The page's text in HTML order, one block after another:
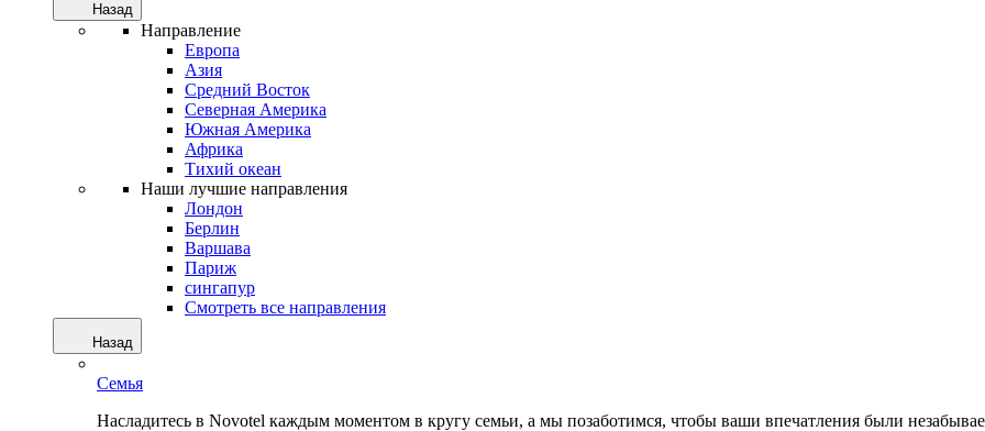
Назад
Направление
Европа
Азия
Средний Восток
Северная Америка
Южная Америка
Африка
Тихий океан
Наши лучшие направления
Лондон
Берлин
Варшава
Париж
сингапур
Смотреть все направления
Назад
Семья
Насладитесь в Novotel каждым моментом в кругу семьи, а мы позаботимся, чтобы ваши впечатления были